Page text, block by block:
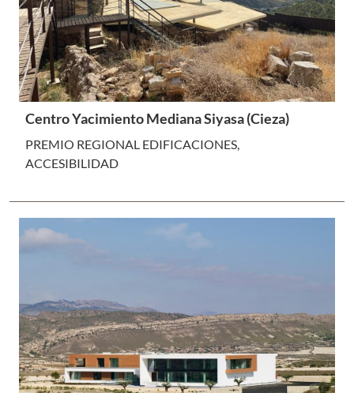
Centro Yacimiento Mediana Siyasa (Cieza)
PREMIO REGIONAL EDIFICACIONES,
ACCESIBILIDAD